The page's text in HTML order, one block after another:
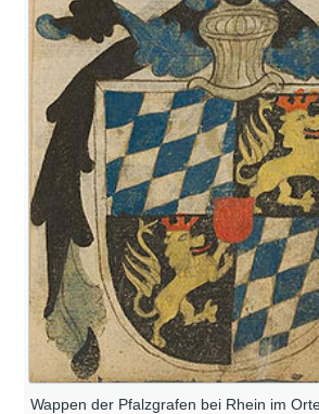
Wappen der Pfalzgrafen bei Rhein im